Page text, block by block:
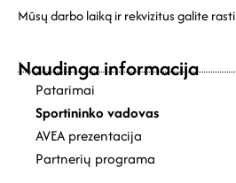
Mūsų darbo laiką ir rekvizitus galite rasti
Naudinga informacija
Patarimai
Sportininko vadovas
AVEA prezentacija
Partnerių programa